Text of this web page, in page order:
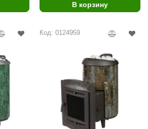
В корзину
Код: 0124959